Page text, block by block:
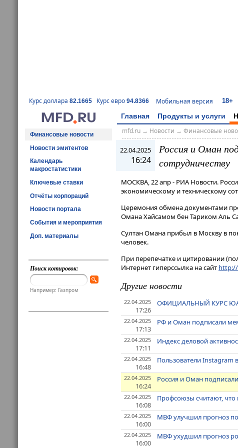
Курс доллара 82.1665 Курс евро 94.8366 Мобильная версия 18+
Главная Продукты и услуги
Финансовые новости
Новости эмитентов
Календарь
макростатистики
Ключевые ставки
Отчёты корпораций
Новости портала
События и мероприятия
Доп. материалы
Поиск котировок:
Например: Газпром
mfd.ru→ Новости → Финансовые
22.04.2025
16:24
Россия и Оман
сотрудничеству
МОСКВА, 22 апр - РИА Новости.
экономическому и техническому
Церемония обмена документами
Омана Хайсамом бен Тариком Аль
Султан Омана прибыл в Москву в
человек.
При перепечатке и цитировании
Интернет гиперссылка на сайт
Другие новости
22.04.2025
17:26
ОФИЦИАЛЬНЫЙ КУРС
22.04.2025
17:13
РФ и Оман подписали
22.04.2025
17:11
Индекс деловой
22.04.2025
16:48
Пользователи Instagram
22.04.2025
16:24
Россия и Оман
22.04.2025
16:08
Профсоюзы считают,
22.04.2025
16:00
МВФ улучшил прогноз по
22.04.2025
16:00
МВФ ухудшил прогноз